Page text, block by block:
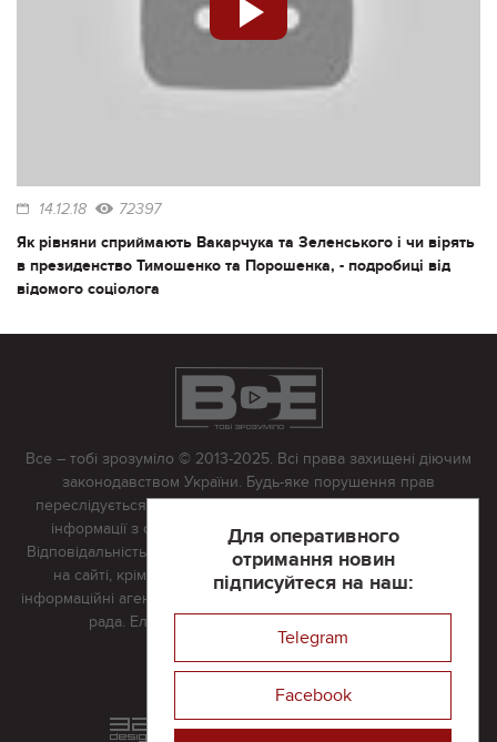
14.12.18 72397
Як рівняни сприймають Вакарчука та Зеленського і чи вірять
в президенство Тимошенко та Порошенка, - подробиці від
відомого соціолога
Для оперативного
отримання новин
підписуйтеся на наш:
Telegram
Facebook
Все – тобі зрозуміло © 2013-2025. Всі права захищені діючим
законодавством України. Будь-яке порушення прав
переслідується в судовому порядку. Будь-яке відтворення
інформації з сайту тільки з письмово дозволу редакції.
Відповідальність за достовірність усіх матеріалів, розміщених
на сайті, крім матеріалів, які містять посилання на інші
інформаційні агентства або інтернет-видання, несе редакційна
рада. Електронна пошта:
Реклама на сайті
Розроблений та підтримується